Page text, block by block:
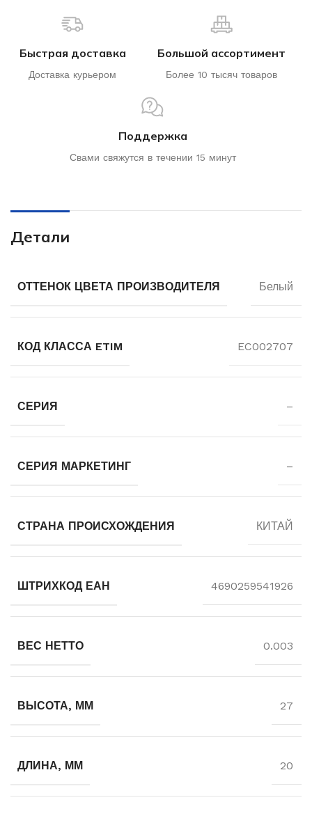
Быстрая доставка
Доставка курьером
Большой ассортимент
Более 10 тысяч товаров
Поддержка
Свами свяжутся в течении 15 минут
Детали
ОТТЕНОК ЦВЕТА ПРОИЗВОДИТЕЛЯ Белый
КОД КЛАССА ETIM EC002707
СЕРИЯ –
СЕРИЯ МАРКЕТИНГ –
СТРАНА ПРОИСХОЖДЕНИЯ КИТАЙ
ШТРИХКОД ЕАН 4690259541926
ВЕС НЕТТО 0.003
ВЫСОТА, ММ 27
ДЛИНА, ММ 20